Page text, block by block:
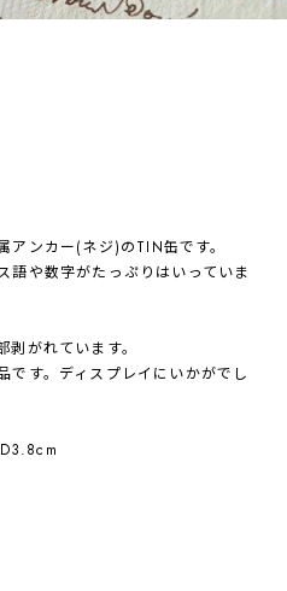
アンカー(ネジ)のTIN缶です。
語や数字がたっぷりはいっていま
がれています。
です。ディスプレイにいかがでし